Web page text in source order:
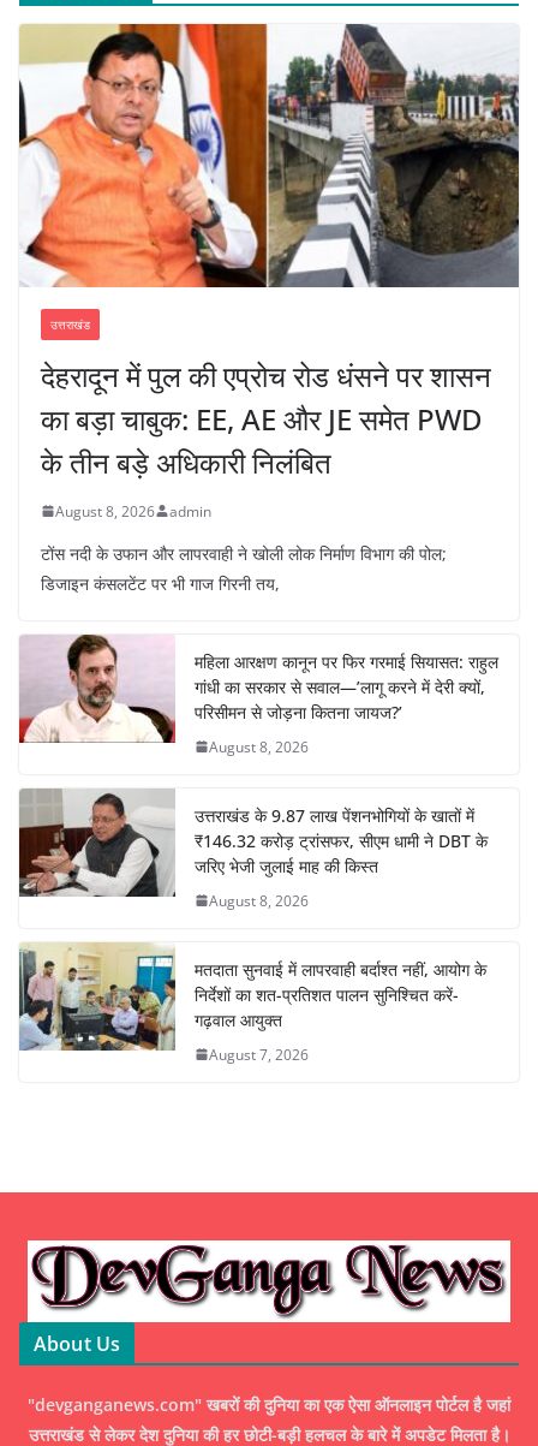
उत्तराखंड
देहरादून में पुल की एप्रोच रोड धंसने पर शासन
का बड़ा चाबुक: EE, AE और JE समेत PWD
के तीन बड़े अधिकारी निलंबित
August 8, 2026 admin
टोंस नदी के उफान और लापरवाही ने खोली लोक निर्माण विभाग की पोल;
डिजाइन कंसलटेंट पर भी गाज गिरनी तय,
महिला आरक्षण कानून पर फिर गरमाई सियासत: राहुल
गांधी का सरकार से सवाल—’लागू करने में देरी क्यों,
परिसीमन से जोड़ना कितना जायज?’
August 8, 2026
उत्तराखंड के 9.87 लाख पेंशनभोगियों के खातों में
₹146.32 करोड़ ट्रांसफर, सीएम धामी ने DBT के
जरिए भेजी जुलाई माह की किस्त
August 8, 2026
मतदाता सुनवाई में लापरवाही बर्दाश्त नहीं, आयोग के
निर्देशों का शत-प्रतिशत पालन सुनिश्चित करें-
गढ़वाल आयुक्त
August 7, 2026
About Us
"devganganews.com" खबरों की दुनिया का एक ऐसा ऑनलाइन पोर्टल है जहां
उत्तराखंड से लेकर देश दुनिया की हर छोटी-बड़ी हलचल के बारे में अपडेट मिलता है।